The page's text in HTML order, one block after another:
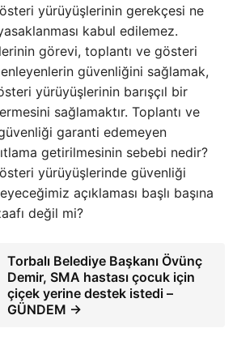
yürüyüşlerinin gerekçesi ne
kabul edilemez.
görevi, toplantı ve gösteri
güvenliğini sağlamak,
yürüyüşlerinin barışçıl bir
sağlamaktır. Toplantı ve
garanti edemeyen
getirilmesinin sebebi nedir?
yürüyüşlerinde güvenliği
açıklaması başlı başına
değil mi?
Torbalı Belediye Başkanı Övünç
Demir, SMA hastası çocuk için
çiçek yerine destek istedi –
GÜNDEM →